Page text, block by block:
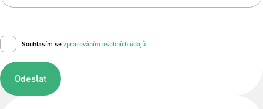
Souhlasím se zpracováním osobních údajů
Odeslat